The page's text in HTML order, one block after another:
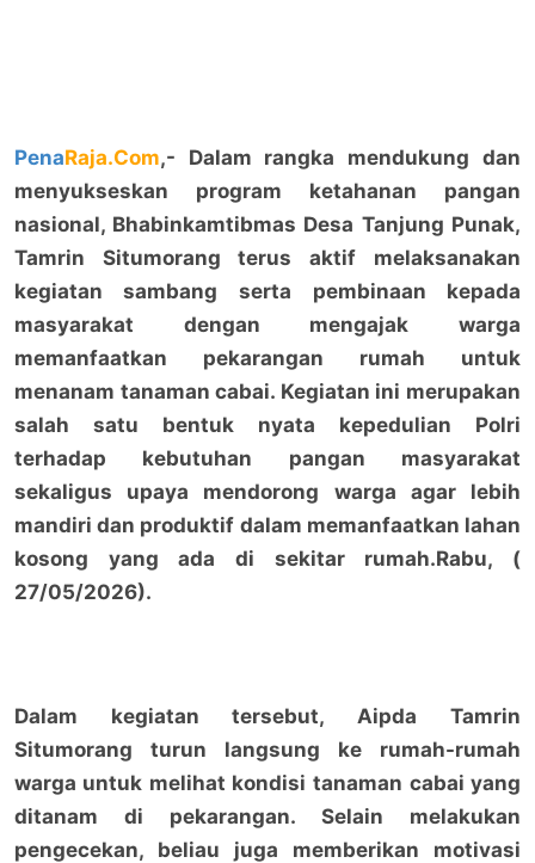
PenaRaja.Com,- Dalam rangka mendukung dan
menyukseskan program ketahanan pangan
nasional, Bhabinkamtibmas Desa Tanjung Punak,
Tamrin Situmorang terus aktif melaksanakan
kegiatan sambang serta pembinaan kepada
masyarakat dengan mengajak warga
memanfaatkan pekarangan rumah untuk
menanam tanaman cabai. Kegiatan ini merupakan
salah satu bentuk nyata kepedulian Polri
terhadap kebutuhan pangan masyarakat
sekaligus upaya mendorong warga agar lebih
mandiri dan produktif dalam memanfaatkan lahan
kosong yang ada di sekitar rumah.Rabu, (
27/05/2026).
Dalam kegiatan tersebut, Aipda Tamrin
Situmorang turun langsung ke rumah-rumah
warga untuk melihat kondisi tanaman cabai yang
ditanam di pekarangan. Selain melakukan
pengecekan, beliau juga memberikan motivasi